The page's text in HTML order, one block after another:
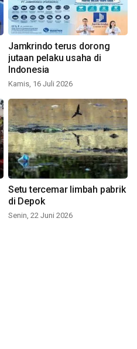
Jamkrindo terus dorong
jutaan pelaku usaha di
Indonesia
Kamis, 16 Juli 2026
Setu tercemar limbah pabrik
di Depok
Senin, 22 Juni 2026